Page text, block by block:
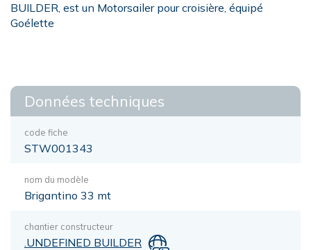
BUILDER, est un Motorsailer pour croisière, équipé
Goélette
Données techniques
code fiche
STW001343
nom du modèle
Brigantino 33 mt
chantier constructeur
.UNDEFINED BUILDER